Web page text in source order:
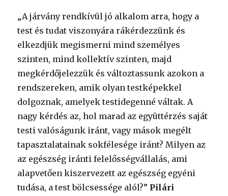
„A járvány rendkívül jó alkalom arra, hogy a
test és tudat viszonyára rákérdezzünk és
elkezdjük megismerni mind személyes
szinten, mind kollektív szinten, majd
megkérdőjelezzük és változtassunk azokon a
rendszereken, amik olyan testképekkel
dolgoznak, amelyek testidegenné váltak. A
nagy kérdés az, hol marad az együttérzés saját
testi valóságunk iránt, vagy mások megélt
tapasztalatainak sokfélesége iránt? Milyen az
az egészség iránti felelősségvállalás, ami
alapvetően kiszervezett az egészség egyéni
tudása, a test bölcsessége alól?” Pilári